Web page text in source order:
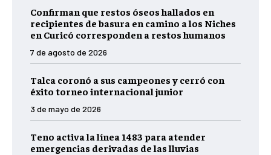
Confirman que restos óseos hallados en
recipientes de basura en camino a los Niches
en Curicó corresponden a restos humanos
7 de agosto de 2026
Talca coronó a sus campeones y cerró con
éxito torneo internacional junior
3 de mayo de 2026
Teno activa la línea 1483 para atender
emergencias derivadas de las lluvias